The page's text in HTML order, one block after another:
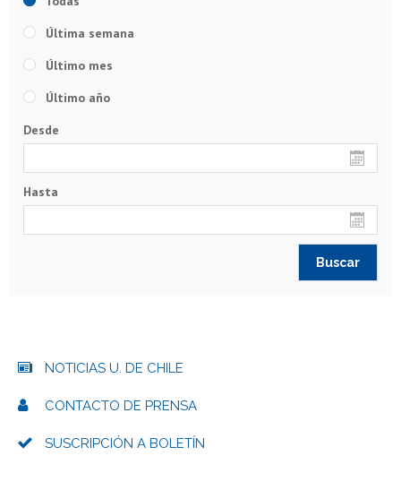
Última semana
Último mes
Último año
Desde
Hasta
NOTICIAS U. DE CHILE
CONTACTO DE PRENSA
SUSCRIPCIÓN A BOLETÍN